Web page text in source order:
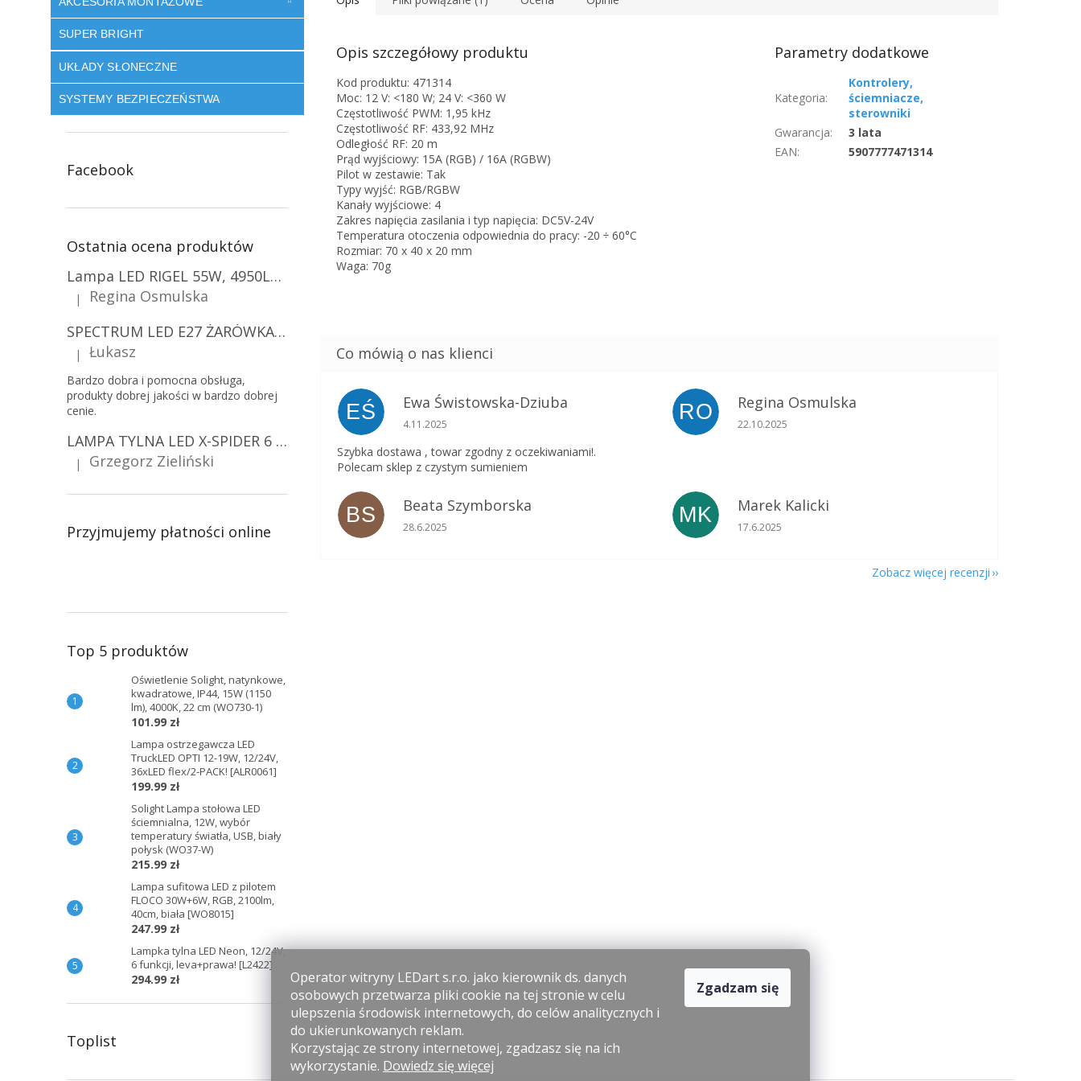
Operator witryny LEDart s.r.o. jako kierownik ds. danych
osobowych przetwarza pliki cookie na tej stronie w celu
ulepszenia środowisk internetowych, do celów analitycznych i
do ukierunkowanych reklam.
Korzystając ze strony internetowej, zgadzasz się na ich
wykorzystanie. Dowiedz się więcej
Zgadzam się
SUPER BRIGHT
UKŁADY SŁONECZNE
SYSTEMY BEZPIECZEŃSTWA
Facebook
Ostatnia ocena produktów
Lampa LED RIGEL 55W, 4950LM, E27, 6500K [WL-10]
Ocena produktu to 5 na 5 gwiazdek.
|
Regina Osmulska
SPECTRUM LED E27 ŻARÓWKA LED 9W, A60/10-PACK!
Ocena produktu to 5 na 5 gwiazdek.
| Łukasz
Bardzo dobra i pomocna obsługa,
produkty dobrej jakości w bardzo dobrej
cenie.
LAMPA TYLNA LED X-SPIDER 6 FUNKCJI, R10, R148, R150, IP67, MOCOWANIE NA ŚRUBY [L2425]
Ocena produktu to 5 na 5 gwiazdek.
| Grzegorz Zieliński
Przyjmujemy płatności online
Top 5 produktów
Oświetlenie Solight, natynkowe,
kwadratowe, IP44, 15W (1150
lm), 4000K, 22 cm (WO730-1)
101.99 zł
Lampa ostrzegawcza LED
TruckLED OPTI 12-19W, 12/24V,
36xLED flex/2-PACK! [ALR0061]
199.99 zł
Solight Lampa stołowa LED
ściemnialna, 12W, wybór
temperatury światła, USB, biały
połysk (WO37-W)
215.99 zł
Lampa sufitowa LED z pilotem
FLOCO 30W+6W, RGB, 2100lm,
40cm, biała [WO8015]
247.99 zł
Lampka tylna LED Neon, 12/24V,
6 funkcji, leva+prawa! [L2422]
294.99 zł
Toplist
Opis szczegółowy produktu
Kod produktu: 471314
Moc: 12 V: <180 W; 24 V: <360 W
Częstotliwość PWM: 1,95 kHz
Częstotliwość RF: 433,92 MHz
Odległość RF: 20 m
Prąd wyjściowy: 15A (RGB) / 16A (RGBW)
Pilot w zestawie: Tak
Typy wyjść: RGB/RGBW
Kanały wyjściowe: 4
Zakres napięcia zasilania i typ napięcia: DC5V-24V
Temperatura otoczenia odpowiednia do pracy: -20 ÷ 60°C
Rozmiar: 70 x 40 x 20 mm
Waga: 70g
Parametry dodatkowe
Kategoria:
Kontrolery,
ściemniacze,
sterowniki
Gwarancja:
3 lata
EAN: 5907777471314
EŚ Ewa Świstowska-Dziuba
Ocena sklepu to 5 na 5 gwiazdek.
4.11.2025
Szybka dostawa , towar zgodny z oczekiwaniami!.
Polecam sklep z czystym sumieniem
RO Regina Osmulska
Ocena sklepu to 5 na 5 gwiazdek.
22.10.2025
BS Beata Szymborska
Ocena sklepu to 5 na 5 gwiazdek.
28.6.2025
MK Marek Kalicki
Ocena sklepu to 5 na 5 gwiazdek.
17.6.2025
Zobacz więcej recenzji